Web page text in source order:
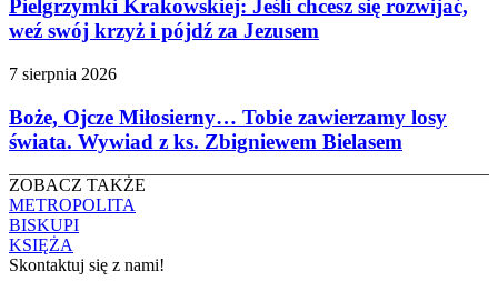
Pielgrzymki Krakowskiej: Jeśli chcesz się rozwijać,
weź swój krzyż i pójdź za Jezusem
7 sierpnia 2026
Boże, Ojcze Miłosierny… Tobie zawierzamy losy
świata. Wywiad z ks. Zbigniewem Bielasem
ZOBACZ TAKŻE
METROPOLITA
BISKUPI
KSIĘŻA
Skontaktuj się z nami!